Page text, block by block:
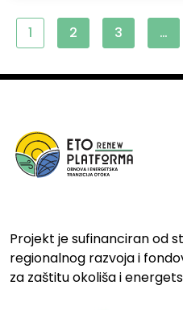
1 2 3 …
Projekt je sufinanciran od
regionalnog razvoja i
za zaštitu okoliša i